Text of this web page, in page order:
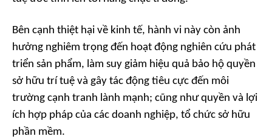
Bên cạnh thiệt hại về kinh tế, hành vi này còn ảnh
hưởng nghiêm trọng đến hoạt động nghiên cứu phát
triển sản phẩm, làm suy giảm hiệu quả bảo hộ quyền
sở hữu trí tuệ và gây tác động tiêu cực đến môi
trường cạnh tranh lành mạnh; cũng như quyền và lợi
ích hợp pháp của các doanh nghiệp, tổ chức sở hữu
phần mềm.